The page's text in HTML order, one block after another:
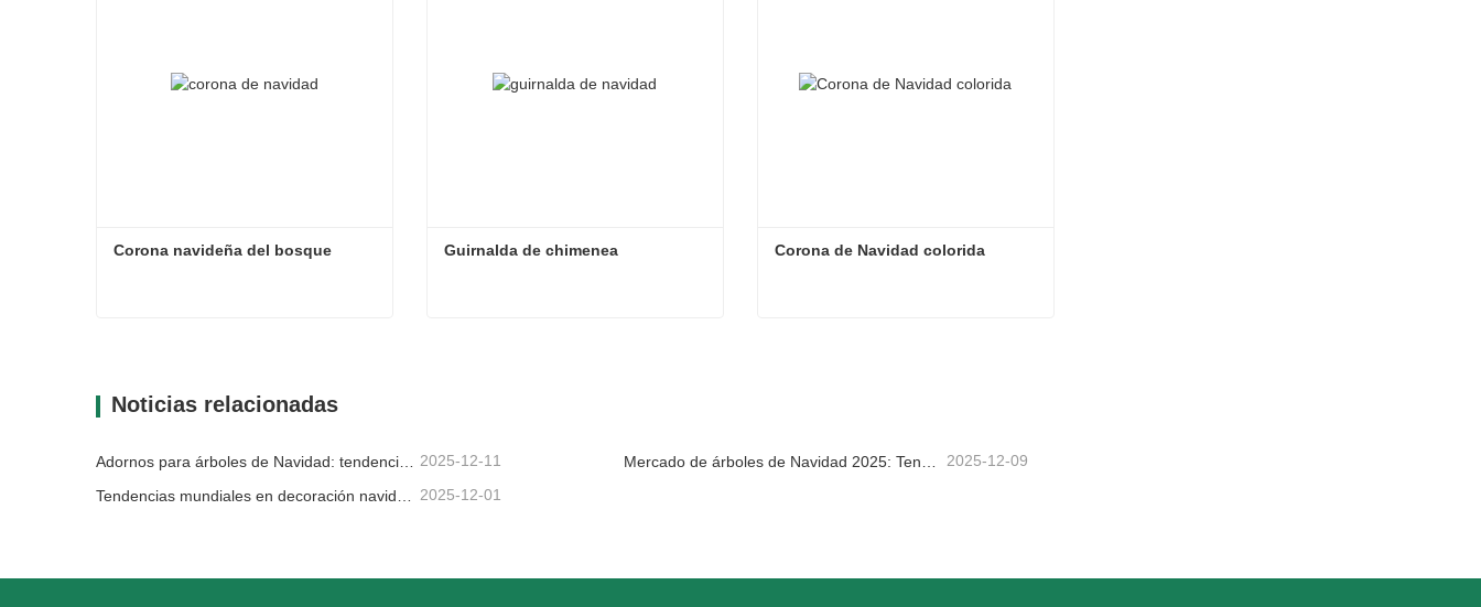
Corona navideña del bosque Guirnalda de chimenea Corona de Navidad colorida
Noticias relacionadas
2025-12-11 2025-12-09
Tendencias mundiales en decoración navideña y por qué Christmas Queen sigue liderando el mercado 2025-12-01